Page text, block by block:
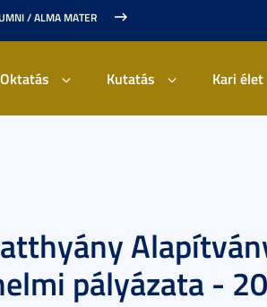
/ ALMA MATER
Oktatás Kutatás Kari élet
pályázata -